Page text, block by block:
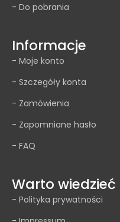
- Do pobrania
Informacje
- Moje konto
- Szczegóły konta
- Zamówienia
- Zapomniane hasło
- FAQ
Warto wiedzieć
- Polityka prywatności